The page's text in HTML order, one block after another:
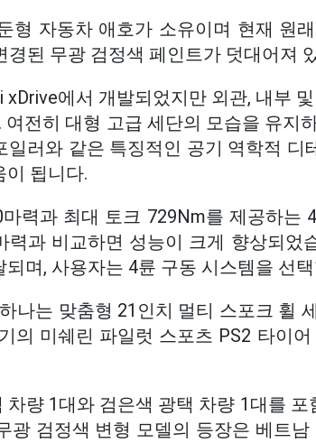
형 자동차 애호가 소유이며 현재 원
된 무광 검정색 페인트가 덧대어져
에서 개발되었지만 외관, 내부
전히 대형 고급 세단의 모습을 유지
러와 같은 특징적인 공기 역학적 디
이 됩니다.
력과 최대 토크 729Nm를 제공하는
과 비교하면 성능이 크게 향상되었
며, 사용자는 4륜 구동 시스템을 선
나는 맞춤형 21인치 멀티 스포크 휠
의 미쉐린 파일럿 스포츠 PS2 타이
량 1대와 검은색 광택 차량 1대를 포
광 검정색 변형 모델의 등장은 베트남